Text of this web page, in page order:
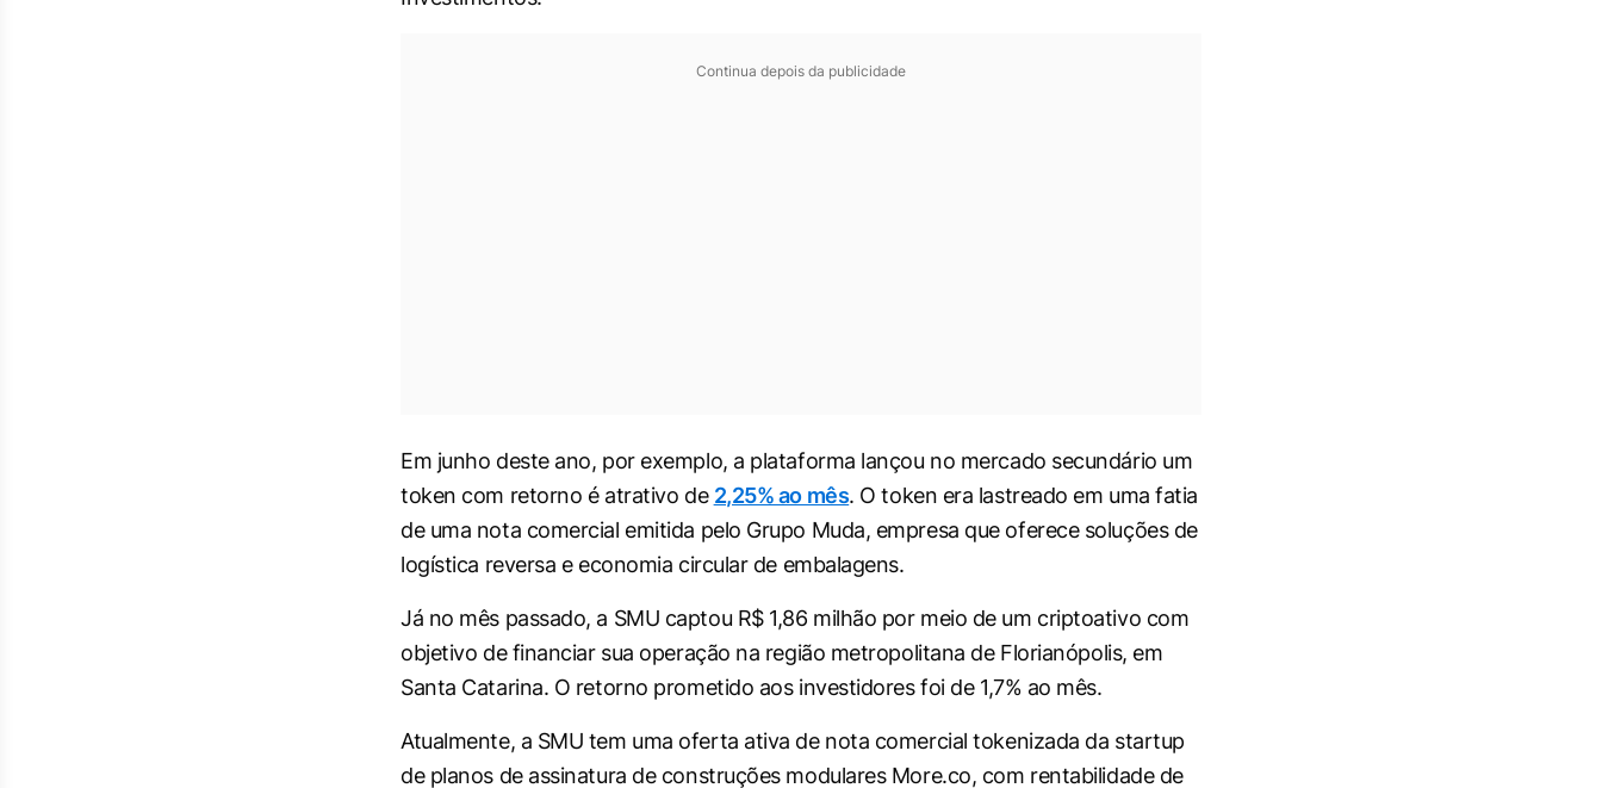
Continua depois da publicidade
Em junho deste ano, por exemplo, a plataforma lançou no mercado secundário um
token com retorno é atrativo de 2,25% ao mês. O token era lastreado em uma fatia
de uma nota comercial emitida pelo Grupo Muda, empresa que oferece soluções de
logística reversa e economia circular de embalagens.
Já no mês passado, a SMU captou R$ 1,86 milhão por meio de um criptoativo com
objetivo de financiar sua operação na região metropolitana de Florianópolis, em
Santa Catarina. O retorno prometido aos investidores foi de 1,7% ao mês.
Atualmente, a SMU tem uma oferta ativa de nota comercial tokenizada da startup
de planos de assinatura de construções modulares More.co, com rentabilidade de